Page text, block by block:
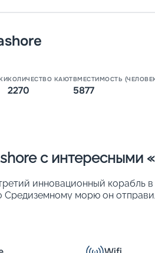
КОЛИЧЕСТВО КАЮТ
2270
ВМЕСТИМОСТЬ
5877
с интересными
инновационный корабль
морю он
номеров с индивидуальными
судна: